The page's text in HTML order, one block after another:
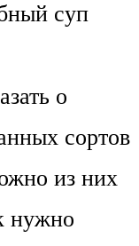
о
сортов
из них
нужно